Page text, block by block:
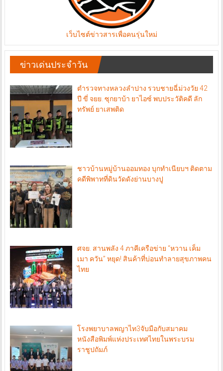
เว็บไซต์ข่าวสารเพื่อคนรุ่นใหม่
ข่าวเด่นประจำวัน
ตำรวจทางหลวงลำปาง รวบชายฉี่ม่วงวัย 42
ปี ขี่ จยย. ซุกยาบ้า ยาไอซ์ พบประวัติคดี ลัก
ทรัพย์ ยาเสพติด
ชาวบ้านหมู่บ้านออมทอง บุกทำเนียบฯ ติดตาม
คดีพิพาทที่ดินวัดดังย่านบางปู
ศจย. สานพลัง 4 ภาคีเครือข่าย “หวาน เค็ม
เมา ควัน” หยุด! สินค้าที่บ่อนทำลายสุขภาพคน
ไทย
โรงพยาบาลพญาไท3จับมือกับสมาคม
หนังสือพิมพ์แห่งประเทศไทยในพระบรม
ราชูปถัมภ์